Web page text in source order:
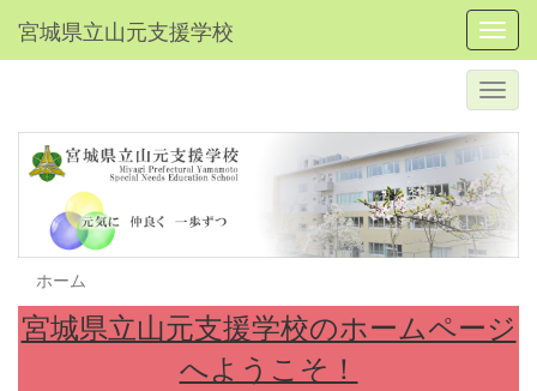
宮城県立山元支援学校
ホーム
宮城県立山元支援学校のホームページ
へようこそ！